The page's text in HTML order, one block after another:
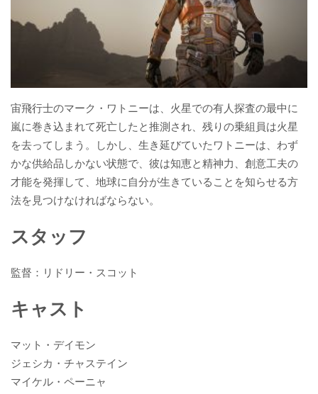
宙飛行士のマーク・ワトニーは、火星での有人探査の最中に
嵐に巻き込まれて死亡したと推測され、残りの乗組員は火星
を去ってしまう。しかし、生き延びていたワトニーは、わず
かな供給品しかない状態で、彼は知恵と精神力、創意工夫の
才能を発揮して、地球に自分が生きていることを知らせる方
法を見つけなければならない。
スタッフ
監督：リドリー・スコット
キャスト
マット・デイモン
ジェシカ・チャステイン
マイケル・ペーニャ